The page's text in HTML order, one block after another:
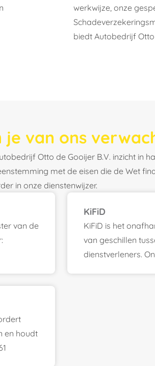
werkwijze, onze
biedt Autobedrijf
je van ons
Otto de Gooijer B.V. inzicht in
met de eisen die de Wet
in onze dienstenwijzer.
van de
KiFiD
KiFiD is het
van geschillen
dienstverleners.
en houdt